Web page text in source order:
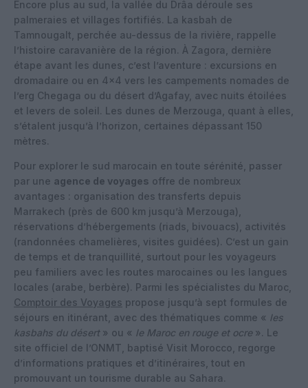
Encore plus au sud, la vallée du Drâa déroule ses
palmeraies et villages fortifiés. La kasbah de
Tamnougalt, perchée au-dessus de la rivière, rappelle
l’histoire caravanière de la région. À Zagora, dernière
étape avant les dunes, c’est l’aventure : excursions en
dromadaire ou en 4×4 vers les campements nomades de
l’erg Chegaga ou du désert d’Agafay, avec nuits étoilées
et levers de soleil. Les dunes de Merzouga, quant à elles,
s’étalent jusqu’à l’horizon, certaines dépassant 150
mètres.
Pour explorer le sud marocain en toute sérénité, passer
par une agence de voyages offre de nombreux
avantages : organisation des transferts depuis
Marrakech (près de 600 km jusqu’à Merzouga),
réservations d’hébergements (riads, bivouacs), activités
(randonnées chamelières, visites guidées). C’est un gain
de temps et de tranquillité, surtout pour les voyageurs
peu familiers avec les routes marocaines ou les langues
locales (arabe, berbère). Parmi les spécialistes du Maroc,
Comptoir des Voyages propose jusqu’à sept formules de
séjours en itinérant, avec des thématiques comme « les
kasbahs du désert » ou « le Maroc en rouge et ocre ». Le
site officiel de l’ONMT, baptisé Visit Morocco, regorge
d’informations pratiques et d’itinéraires, tout en
promouvant un tourisme durable au Sahara.